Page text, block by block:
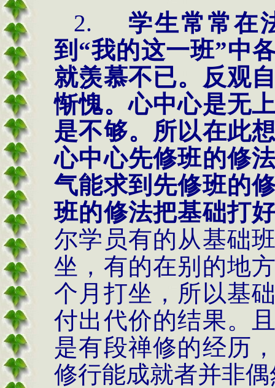
2.
学生常常在
到 “我的这一班”中
就羡慕不已。反观
惭愧。心中心是无
是不够。所以在此
心中心先修班的修
气能求到先修班的
班的修法把基础打
尔学员有的从基础
坐，有的在别的地
个月打坐，所以基
付出代价的结果。
是有段禅修的经历
修行能成就者并非